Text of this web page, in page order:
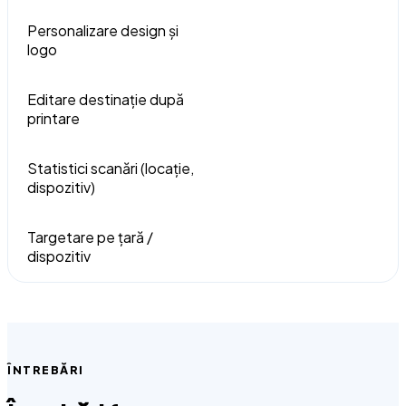
Personalizare design și
logo
Editare destinație după
printare
Statistici scanări (locație,
dispozitiv)
Targetare pe țară /
dispozitiv
ÎNTREBĂRI